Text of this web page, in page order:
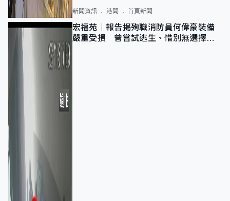
新聞資訊 港聞 首頁新聞
宏福苑｜報告揭殉職消防員何偉豪裝備
嚴重受損 曾嘗試逃生、惜別無選擇下